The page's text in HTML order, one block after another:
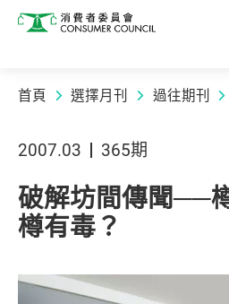
消費者委員會
首頁 選擇月刊 過往期刊
2007.03 365期
破解坊間傳聞──
樽有毒？